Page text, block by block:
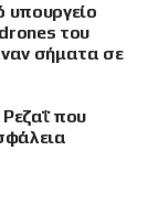
υπουργείο
του
σήματα σε
Ρεζαΐ που